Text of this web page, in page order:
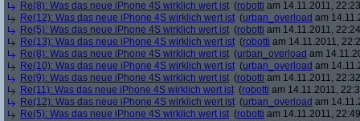
Re(8): Was das neue iPhone 4S wirklich wert ist (robotti am 14.11.2011,
Re(12): Was das neue iPhone 4S wirklich wert ist (urban_overload am
Re(5): Was das neue iPhone 4S wirklich wert ist (robotti am 14.11.2011,
Re(13): Was das neue iPhone 4S wirklich wert ist (robotti am 14.11.2011,
Re(8): Was das neue iPhone 4S wirklich wert ist (urban_overload am
Re(10): Was das neue iPhone 4S wirklich wert ist (urban_overload am
Re(9): Was das neue iPhone 4S wirklich wert ist (robotti am 14.11.2011,
Re(11): Was das neue iPhone 4S wirklich wert ist (robotti am 14.11.2011,
Re(12): Was das neue iPhone 4S wirklich wert ist (urban_overload am
Re(5): Was das neue iPhone 4S wirklich wert ist (robotti am 14.11.2011,